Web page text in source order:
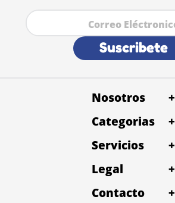
Suscribete
Nosotros
+
Categorias
+
Servicios
+
Legal
+
Contacto
+